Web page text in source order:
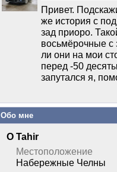
Привет.
же история с
зад приоро.
восьмёрочные с
ли они на мои
перед -50
запутался я,
Обо мне
О Tahir
Местоположение
Набережные Челны